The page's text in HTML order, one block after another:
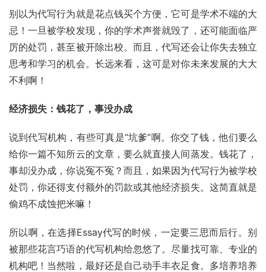
别以为代写行为就是花点钱买个方便，它可是学术不端的大
忌！一旦被学校发现，你的学术声誉就毁了，还可能面临严
厉的处罚，甚至被开除出校。而且，代写还会让你失去独立
思考和学习的机会。长远来看，这可是对你未来发展的大大
不利啊！
经济损失：钱花了，事没办成
说到代写机构，有些可真是“坑爹”啊。你交了钱，他们要么
给你一篇不知所云的文章，要么就直接人间蒸发。钱花了，
事却没办成，你说冤不冤？而且，如果因为代写行为被学校
处罚，你还得支付额外的罚款或其他经济损失。这简直就是
偷鸡不成蚀把米嘛！
所以啊，在选择Essay代写的时候，一定要三思而后行。别
被那些花言巧语的代写机构给忽悠了。尽量找可靠、专业的
机构吧！当然啦，最好还是自己动手丰衣足食。多培养培养